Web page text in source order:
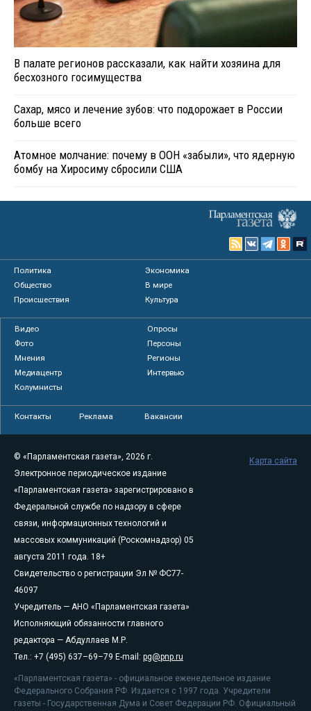
В палате регионов рассказали, как найти хозяина для
бесхозного госимущества
Сахар, мясо и лечение зубов: что подорожает в России
больше всего
Атомное молчание: почему в ООН «забыли», что ядерную
бомбу на Хиросиму сбросили США
Политика
Экономика
Общество
В мире
Происшествия
Культура
Видео
Опросы
Фото
Персоны
Мнения
Регионы
Медиацентр
Интервью
Колумнисты
Контакты Реклама Вакансии
© «Парламентская газета», 2026 г.
Электронное периодическое издание
«Парламентская газета» зарегистрировано в
Федеральной службе по надзору в сфере
связи, информационных технологий и
массовых коммуникаций (Роскомнадзор) 05
августа 2011 года. 18+
Свидетельство о регистрации Эл № ФС77-
46097
Учредитель — АНО «Парламентская газета»
Исполняющий обязанности главного
редактора — Абдуллаев М.Р.
Тел.: +7 (495) 637–69–79 E-mail: pg@pnp.ru
«Парламентская газета» - официальное еженедельное издание
Федерального Собрания РФ. Издается с 1997 года. Учредители
газеты - Государственная Дума и Совет Федерации РФ. Официальный
Карта сайта